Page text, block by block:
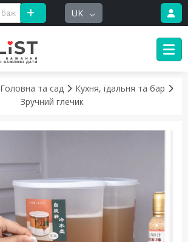
UK
Головна та сад
Кухня, їдальня та бар
Зручний глечик